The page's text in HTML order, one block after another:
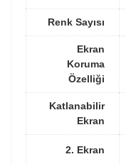
Renk Sayısı
Ekran
Koruma
Özelliği
Katlanabilir
Ekran
2. Ekran